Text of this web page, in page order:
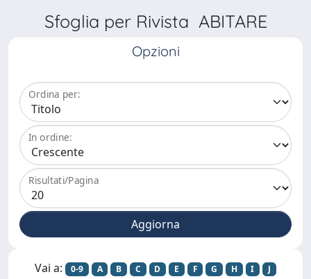
Sfoglia per Rivista ABITARE
Opzioni
Ordina per:
In ordine:
Risultati/Pagina
Vai a: 0-9 A B C D E F G H I
J